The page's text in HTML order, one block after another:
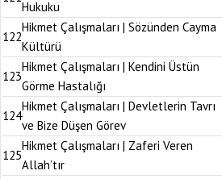
Hukuku
122
Hikmet Çalışmaları | Sözünden Cayma
Kültürü
123
Hikmet Çalışmaları | Kendini Üstün
Görme Hastalığı
124
Hikmet Çalışmaları | Devletlerin Tavrı
ve Bize Düşen Görev
125
Hikmet Çalışmaları | Zaferi Veren
Allah’tır